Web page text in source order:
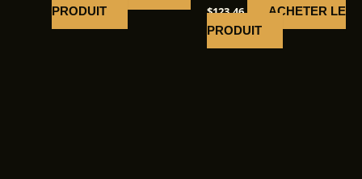
PRODUIT
$123.46
ACHETER LE
PRODUIT